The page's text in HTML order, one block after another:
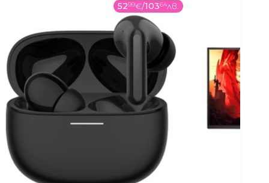
5299€/10364лв.